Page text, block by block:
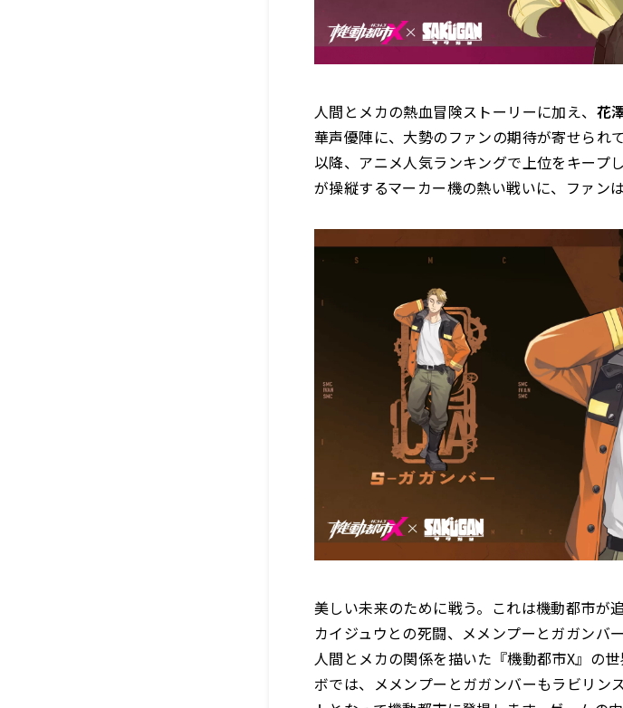
人間とメカの熱血冒険ストーリーに加え、 花
華声優陣に、大勢のファンの期待が寄せられ
以降、アニメ人気ランキングで上位をキープ
が操縦するマーカー機の熱い戦いに、ファン
美しい未来のために戦う。これは機動都市が
カイジュウとの死闘、メメンプーとガガンバ
人間とメカの関係を描いた『機動都市X』の
ボでは、メメンプーとガガンバーもラビリン